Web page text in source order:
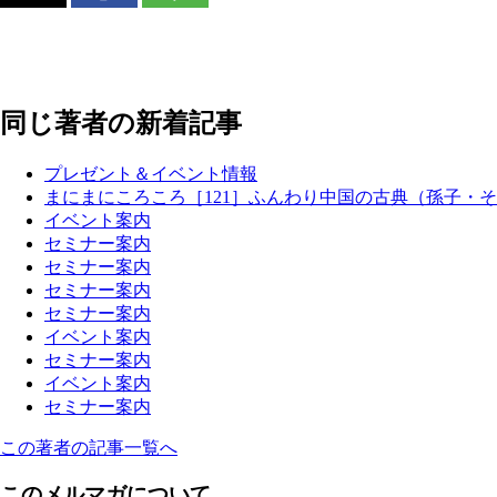
同じ著者の新着記事
プレゼント＆イベント情報
まにまにころころ［121］ふんわり中国の古典（孫子・
イベント案内
セミナー案内
セミナー案内
セミナー案内
セミナー案内
イベント案内
セミナー案内
イベント案内
セミナー案内
この著者の記事一覧へ